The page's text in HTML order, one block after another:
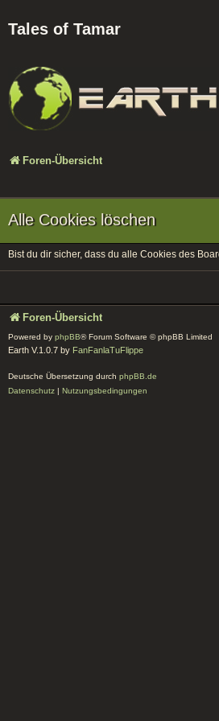
Tales of Tamar
Foren-Übersicht
Alle Cookies löschen
Bist du dir sicher, dass du alle Cookies des
Foren-Übersicht
Powered by phpBB® Forum Software © phpBB Limited
Earth V.1.0.7 by FanFanlaTuFlippe
Deutsche Übersetzung durch phpBB.de
Datenschutz | Nutzungsbedingungen